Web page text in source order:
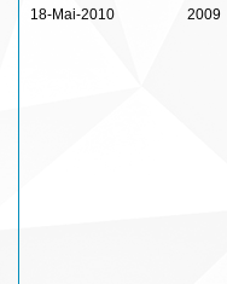
18-Mai-2010 2009